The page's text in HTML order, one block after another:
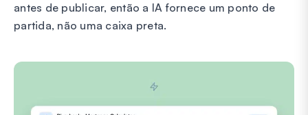
antes de publicar, então a IA fornece um ponto de
partida, não uma caixa preta.